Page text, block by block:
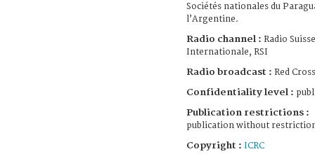
Sociétés nationales du
l’Argentine.
Radio channel : Radio Suisse
Internationale, RSI
Radio broadcast : Red
Confidentiality level :
Publication restrictions :
publication without
Copyright : ICRC